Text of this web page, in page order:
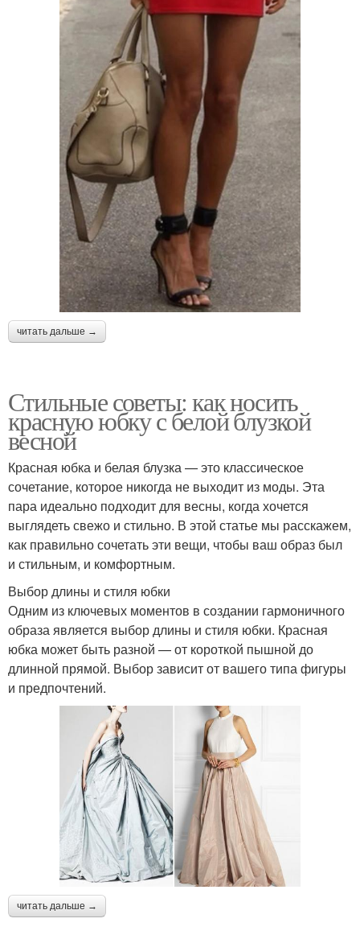
читать дальше →
Стильные советы: как носить
красную юбку с белой блузкой
весной
Красная юбка и белая блузка — это классическое
сочетание, которое никогда не выходит из моды. Эта
пара идеально подходит для весны, когда хочется
выглядеть свежо и стильно. В этой статье мы расскажем,
как правильно сочетать эти вещи, чтобы ваш образ был
и стильным, и комфортным.
Выбор длины и стиля юбки
Одним из ключевых моментов в создании гармоничного
образа является выбор длины и стиля юбки. Красная
юбка может быть разной — от короткой пышной до
длинной прямой. Выбор зависит от вашего типа фигуры
и предпочтений.
читать дальше →